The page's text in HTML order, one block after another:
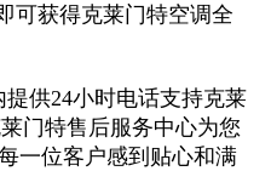
可获得克莱门特空调全
供24小时电话支持克莱
门特售后服务中心为您
一位客户感到贴心和满